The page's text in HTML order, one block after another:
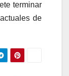
terminar
de